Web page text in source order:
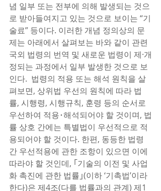
념 일부 또는 전부에 의해 발생되는 것으
로 받아들여지고 있는 것으로 보이는 “기
술료” 등이다. 이러한 개념 정의상의 문
제는 아래에서 살펴보는 바와 같이 관련
국외 법령의 번역 및 새로운 법령이 제·개
정되는 과정에서 일부 발생한 것으로 보
인다.  법령의 적용 또는 해석 원칙을 살
펴보면, 상위법 우선의 원칙에 따라 법
률, 시행령, 시행규칙, 훈령 등의 순서로
우선하여 적용･해석되어야 할 것이며, 법
률 상호 간에는 특별법이 우선적으로 적
용되어야 할 것이다. 한편, 동등한 법령
간 우선적용에 관한 조항이 있으면 이에
따라야 할 것인데, ｢기술의 이전 및 사업
화 촉진에 관한 법률｣(이하 ‘기촉법’이라
한다)은 제4조(다를 법률과의 관계) 제1